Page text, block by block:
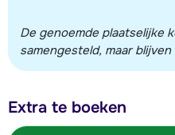
De genoemde plaatselijke
samengesteld, maar blijven
Extra te boeken